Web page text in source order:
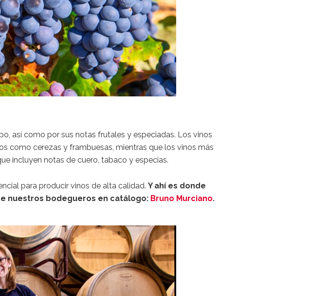
así como por sus notas frutales y especiadas. Los vinos
como cerezas y frambuesas, mientras que los vinos más
incluyen notas de cuero, tabaco y especias.
para producir vinos de alta calidad. Y ahí es donde
nuestros bodegueros en catálogo: Bruno Murciano.